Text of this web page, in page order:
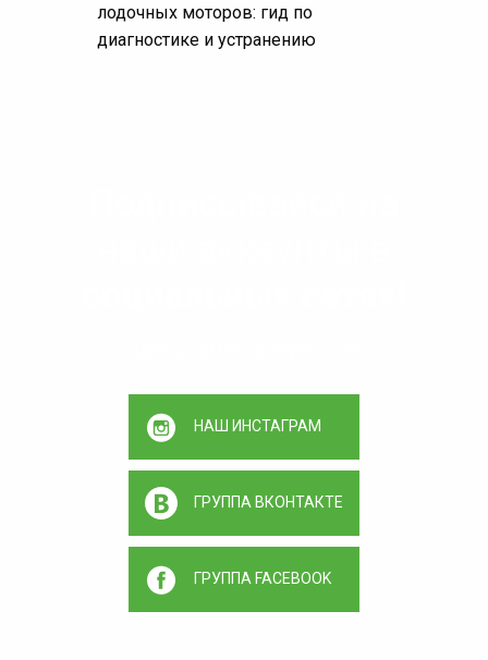
лодочных моторов: гид по
диагностике и устранению
НАШ ИНСТАГРАМ
ГРУППА ВКОНТАКТЕ
ГРУППА FACEBOOK